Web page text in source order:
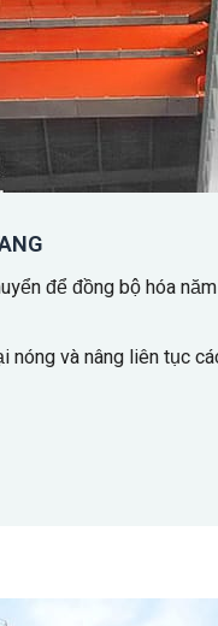
để đồng bộ hóa
và nâng liên tục